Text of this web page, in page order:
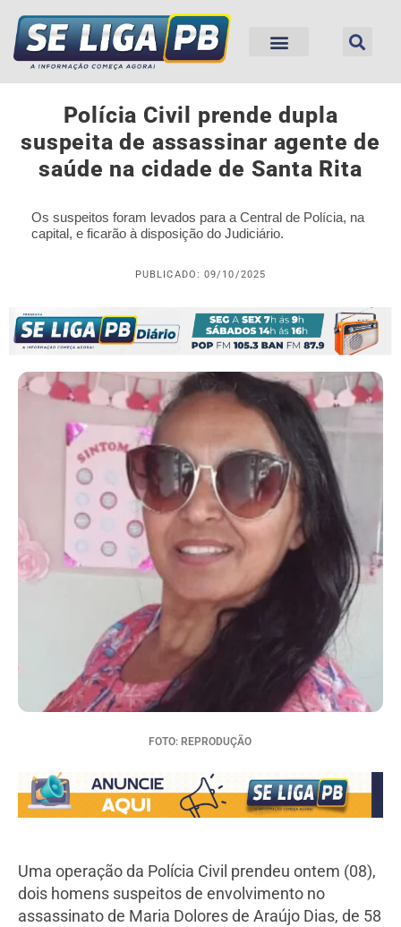
Polícia Civil prende dupla
suspeita de assassinar agente de
saúde na cidade de Santa Rita
Os suspeitos foram levados para a Central de Polícia, na
capital, e ficarão à disposição do Judiciário.
PUBLICADO: 09/10/2025
FOTO: REPRODUÇÃO
Uma operação da Polícia Civil prendeu ontem (08),
dois homens suspeitos de envolvimento no
assassinato de Maria Dolores de Araújo Dias, de 58